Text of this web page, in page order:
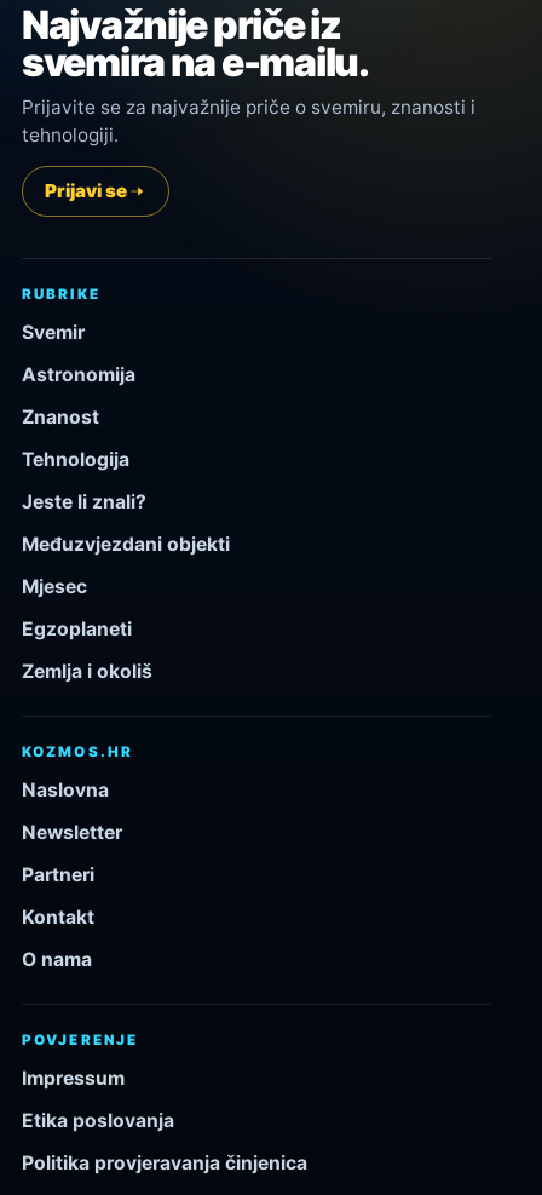
Najvažnije priče iz
svemira na e-mailu.
Prijavite se za najvažnije priče o svemiru, znanosti i
tehnologiji.
Prijavi se
RUBRIKE
Svemir
Astronomija
Znanost
Tehnologija
Jeste li znali?
Međuzvjezdani objekti
Mjesec
Egzoplaneti
Zemlja i okoliš
KOZMOS.HR
Naslovna
Newsletter
Partneri
Kontakt
O nama
POVJERENJE
Impressum
Etika poslovanja
Politika provjeravanja činjenica